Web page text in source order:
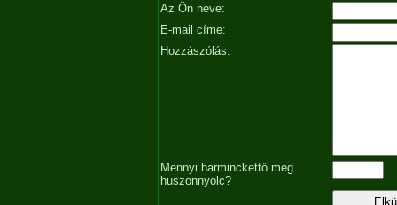
Az Ön neve:
E-mail címe:
Hozzászólás:
Mennyi harminckettő meg
huszonnyolc?